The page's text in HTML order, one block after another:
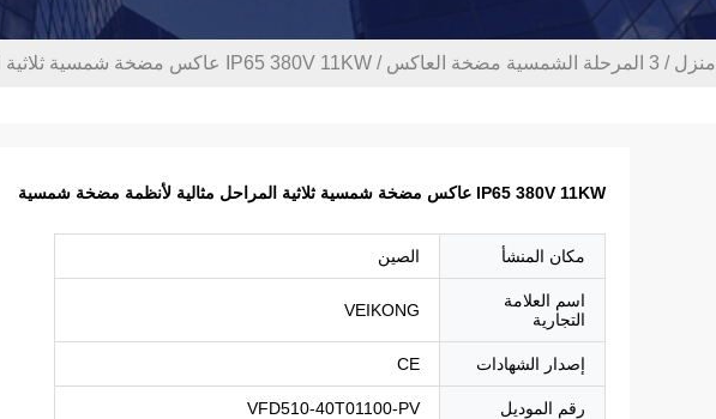
منزل / 3 المرحلة الشمسية مضخة العاكس / IP65 380V 11KW عاكس مضخة شمسية ثلاثية المراحل مثالية لأنظمة مضخة شمسية
IP65 380V 11KW عاكس مضخة شمسية ثلاثية المراحل مثالية لأنظمة مضخة شمسية
مكان المنشأ الصين
اسم العلامة
التجارية
VEIKONG
إصدار الشهادات CE
رقم الموديل VFD510-40T01100-PV